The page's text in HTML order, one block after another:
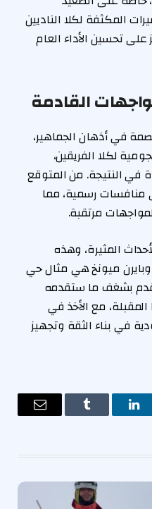
المكثفة لكلا الناديين
على تحسين الأداء العام
القادمة
في أذهان الجماهير،
لكلا الفريقين،
النتيجة. من المتوقع
منافسات رسمية، مما
مرتقبة.
المثيرة، وهذه
وبايرن ميونخ هي مثال حي
بشغف ما ستقدمه
مع الأخذ في
في بناء الثقة وتجهيز
لينكدإن Tumblr
البريد